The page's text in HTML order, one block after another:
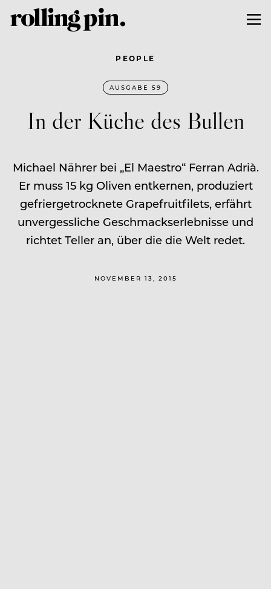
PEOPLE
AUSGABE 59
In der Küche des Bullen
Michael Nährer bei „El Maestro“ Ferran Adrià.
Er muss 15 kg Oliven entkernen, produziert
gefriergetrocknete Grapefruitfilets, erfährt
unvergessliche Geschmackserlebnisse und
richtet Teller an, über die die Welt redet.
NOVEMBER 13, 2015